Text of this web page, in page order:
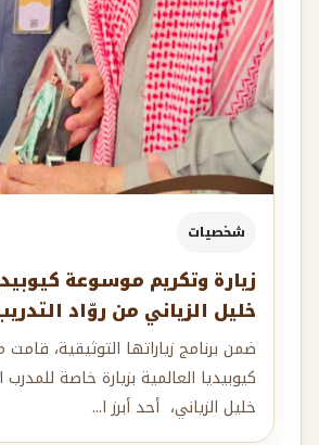
شخصيات
زيارة وتكريم موسوعة
خليل الزياني من روّاد
ضمن برنامج زياراتها التوثيقية،
كيوبيديا العالمية بزيارة خاصة
خليل الزياني، أحد أبرز ا...